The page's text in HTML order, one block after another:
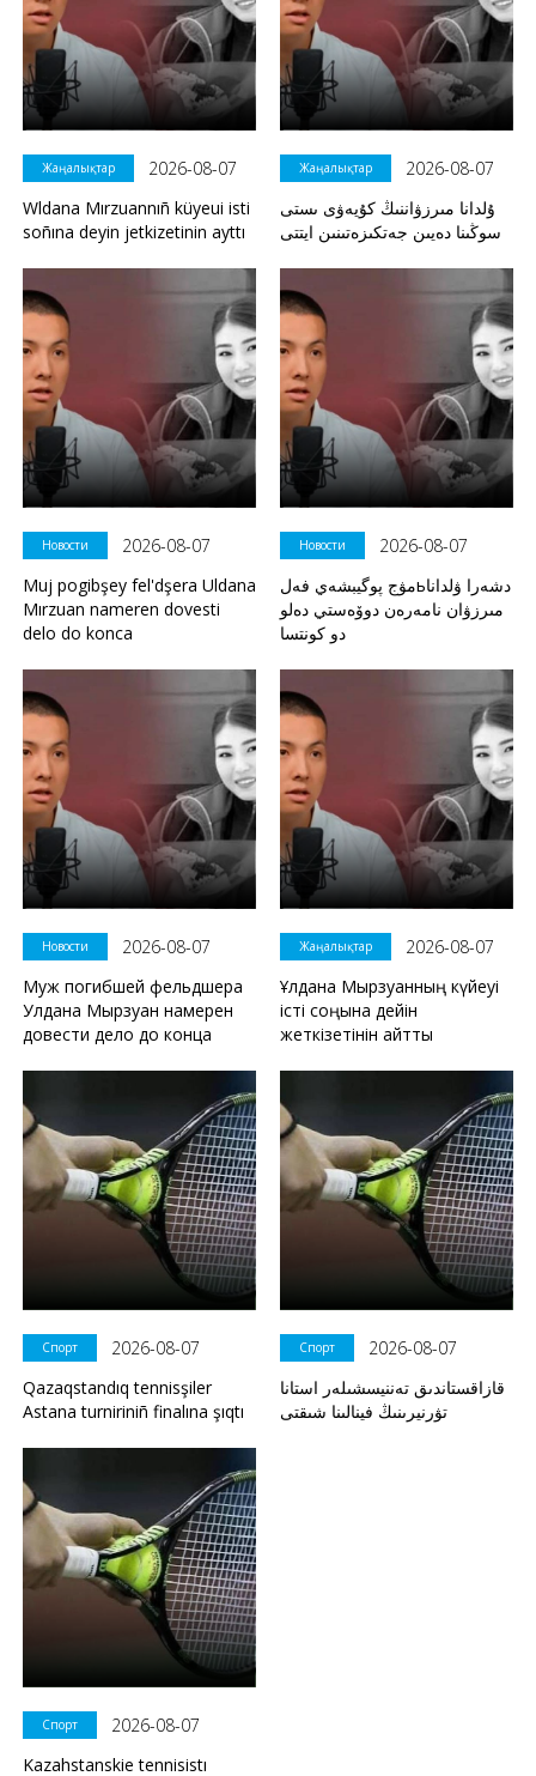
Жаңалықтар
2026-08-07
Wldana Mırzuannıñ küyeui isti
soñına deyin jetkizetinin ayttı
Жаңалықтар
2026-08-07
ۇلدانا مىرزۋاننىڭ كۇيەۋى ىستى
سوڭىنا دەيىن جەتكىزەتىنىن ايتتى
Новости
2026-08-07
Muj pogibşey fel'dşera Uldana
Mırzuan nameren dovesti
delo do konca
Новости
2026-08-07
مۋج پوگيبشەي فەلьدشەرا ۋلدانا
مىرزۋان نامەرەن دوۆەستي دەلو
دو كونتسا
Новости
2026-08-07
Муж погибшей фельдшера
Улдана Мырзуан намерен
довести дело до конца
Жаңалықтар
2026-08-07
Ұлдана Мырзуанның күйеуі
істі соңына дейін
жеткізетінін айтты
Спорт
2026-08-07
Qazaqstandıq tennisşiler
Astana turniriniñ finalına şıqtı
Спорт
2026-08-07
قازاقستاندىق تەننيسشىلەر استانا
تۋرنيرىنىڭ فينالىنا شىقتى
Спорт
2026-08-07
Kazahstanskie tennisistı